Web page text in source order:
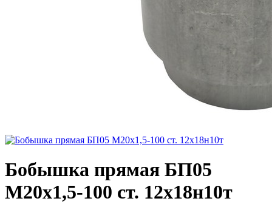
Бобышка прямая БП05
М20х1,5-100 ст. 12х18н10т